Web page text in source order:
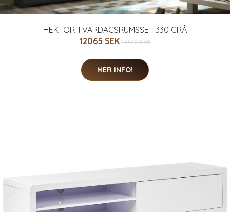
HEKTOR II VARDAGSRUMSSET 330 GRÅ
12065 SEK 13640 SEK
MER INFO!